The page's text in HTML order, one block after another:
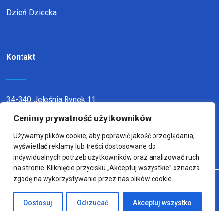
Cenimy prywatność użytkowników
Używamy plików cookie, aby poprawić jakość przeglądania,
wyświetlać reklamy lub treści dostosowane do
indywidualnych potrzeb użytkowników oraz analizować ruch
na stronie. Kliknięcie przycisku „Akceptuj wszystkie” oznacza
zgodę na wykorzystywanie przez nas plików cookie.
Dostosuj Odrzucać Akceptuj wszystko
Dzień Dziecka
Kontakt
34-340 Jeleśnia Rynek 11
telefon:338636116
email:sp1jel@op.pl
Wykonanie:sm32 STUDIO